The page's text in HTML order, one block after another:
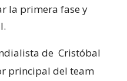
la primera fase y
de Cristóbal
principal del team